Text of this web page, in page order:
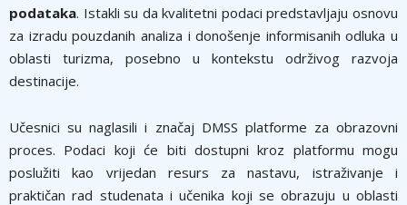
podataka. Istakli su da kvalitetni podaci predstavljaju osnovu
za izradu pouzdanih analiza i donošenje informisanih odluka u
oblasti turizma, posebno u kontekstu održivog razvoja
destinacije.
Učesnici su naglasili i značaj DMSS platforme za obrazovni
proces. Podaci koji će biti dostupni kroz platformu mogu
poslužiti kao vrijedan resurs za nastavu, istraživanje i
praktičan rad studenata i učenika koji se obrazuju u oblasti